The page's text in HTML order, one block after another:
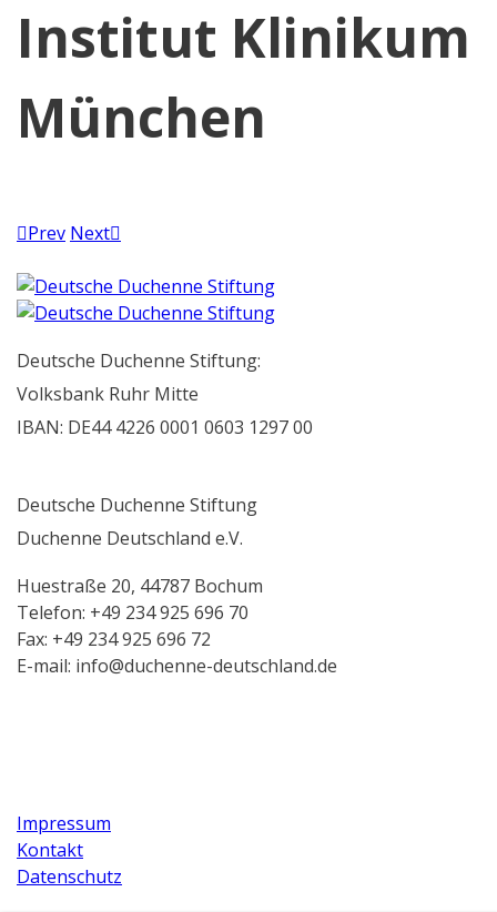
Institut Klinikum
München
Prev Next
Deutsche Duchenne Stiftung:
Volksbank Ruhr Mitte
IBAN: DE44 4226 0001 0603 1297 00
Deutsche Duchenne Stiftung
Duchenne Deutschland e.V.
Huestraße 20, 44787 Bochum
Telefon: +49 234 925 696 70
Fax: +49 234 925 696 72
E-mail: info@duchenne-deutschland.de
Impressum
Kontakt
Datenschutz